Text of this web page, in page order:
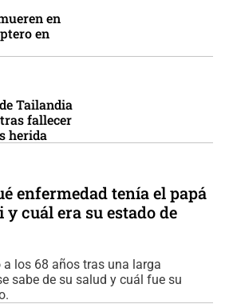
en
en
Tailandia
fallecer
herida
enfermedad tenía el papá
y cuál era su estado de
los 68 años tras una larga
sabe de su salud y cuál fue su